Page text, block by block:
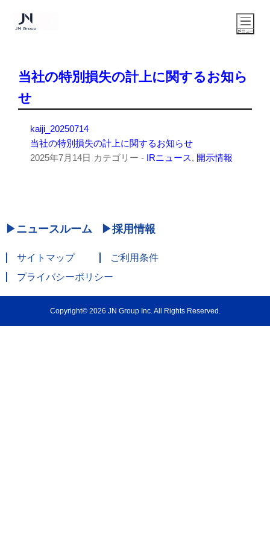
当社の特別損失の計上に関するお知ら
せ
kaiji_20250714
当社の特別損失の計上に関するお知らせ
2025年7月14日 カテゴリー - IRニュース, 開示情報
ニュースルーム 採用情報
サイトマップ
ご利用条件
プライバシーポリシー
Copyright© 2026 JN Group Inc. All Rights Reserved.